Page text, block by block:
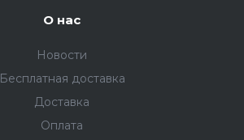
О нас
Новости
Бесплатная доставка
Доставка
Оплата